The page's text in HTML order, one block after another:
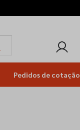
Pedidos de cotação